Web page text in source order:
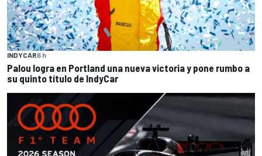
INDYCAR6 h
Palou logra en Portland una nueva victoria y pone rumbo a
su quinto título de IndyCar